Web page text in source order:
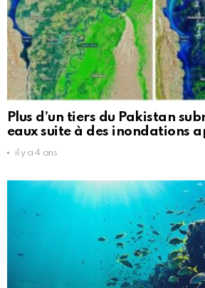
Plus d’un tiers du Pakistan
eaux suite à des inondations
il y a 4 ans